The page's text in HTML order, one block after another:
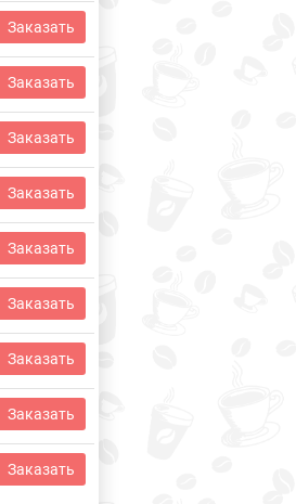
Заказать
Заказать
Заказать
Заказать
Заказать
Заказать
Заказать
Заказать
Заказать